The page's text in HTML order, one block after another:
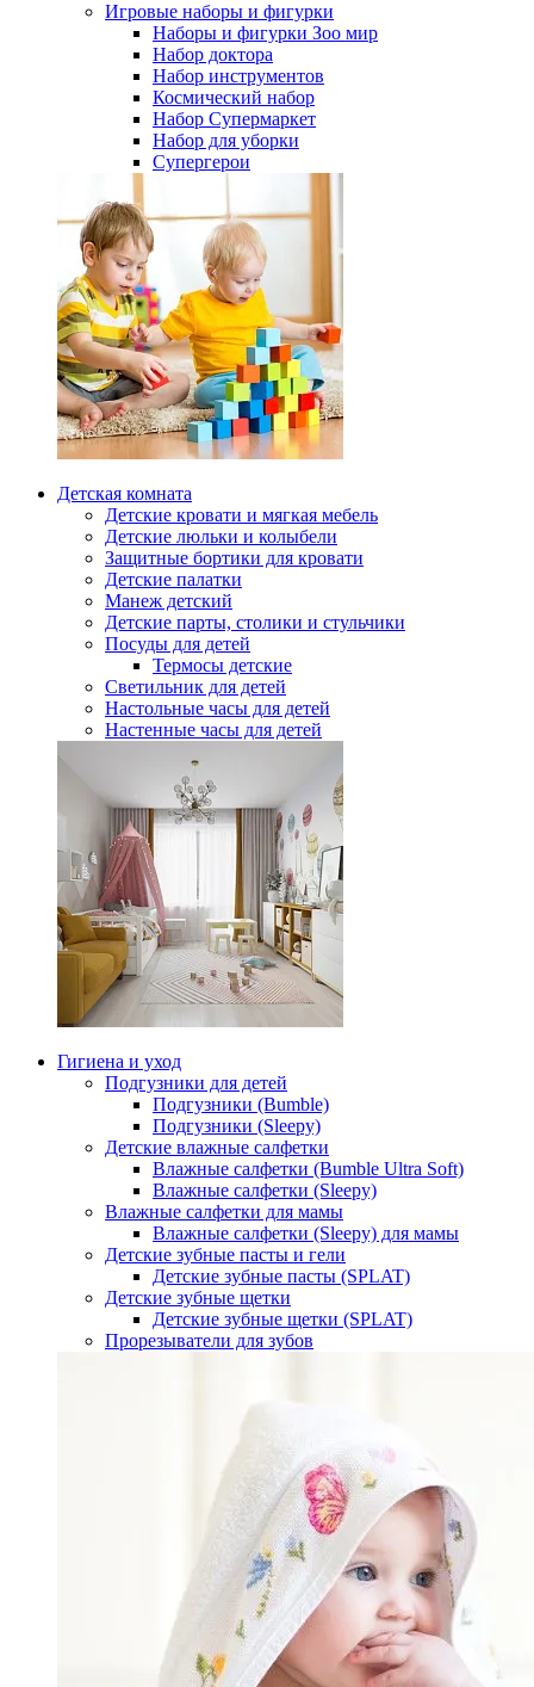
Игровые наборы и фигурки
Наборы и фигурки Зоо мир
Набор доктора
Набор инструментов
Космический набор
Hабор Супермаркет
Набор для уборки
Супергерои
Детская комната
Детские кровати и мягкая мебель
Детские люльки и колыбели
Защитные бортики для кровати
Детские палатки
Манеж детский
Детские парты, столики и стульчики
Посуды для детей
Термосы детские
Светильник для детей
Настольные часы для детей
Настенные часы для детей
Гигиена и уход
Подгузники для детей
Подгузники (Bumble)
Подгузники (Sleepy)
Детские влажные салфетки
Влажные салфетки (Bumble Ultra Soft)
Влажные салфетки (Sleepy)
Влажные салфетки для мамы
Влажные салфетки (Sleepy) для мамы
Детские зубные пасты и гели
Детские зубные пасты (SPLAT)
Детские зубные щетки
Детские зубные щетки (SPLAT)
Прорезыватели для зубов